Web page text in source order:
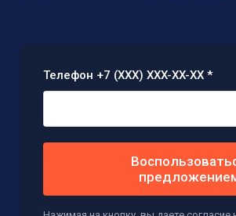
Телефон +7 (XXX) XXX-XX-XX *